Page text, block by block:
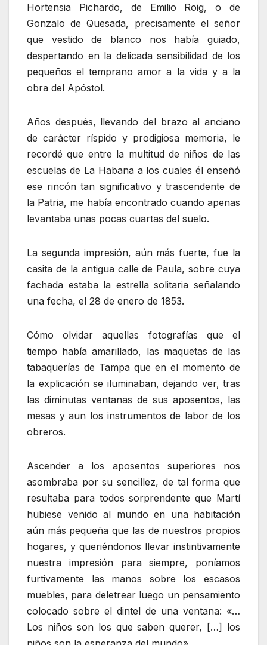
Hortensia Pichardo, de Emilio Roig, o de
Gonzalo de Quesada, precisamente el señor
que vestido de blanco nos había guiado,
despertando en la delicada sensibilidad de los
pequeños el temprano amor a la vida y a la
obra del Apóstol.
Años después, llevando del brazo al anciano
de carácter ríspido y prodigiosa memoria, le
recordé que entre la multitud de niños de las
escuelas de La Habana a los cuales él enseñó
ese rincón tan significativo y trascendente de
la Patria, me había encontrado cuando apenas
levantaba unas pocas cuartas del suelo.
La segunda impresión, aún más fuerte, fue la
casita de la antigua calle de Paula, sobre cuya
fachada estaba la estrella solitaria señalando
una fecha, el 28 de enero de 1853.
Cómo olvidar aquellas fotografías que el
tiempo había amarillado, las maquetas de las
tabaquerías de Tampa que en el momento de
la explicación se iluminaban, dejando ver, tras
las diminutas ventanas de sus aposentos, las
mesas y aun los instrumentos de labor de los
obreros.
Ascender a los aposentos superiores nos
asombraba por su sencillez, de tal forma que
resultaba para todos sorprendente que Martí
hubiese venido al mundo en una habitación
aún más pequeña que las de nuestros propios
hogares, y queriéndonos llevar instintivamente
nuestra impresión para siempre, poníamos
furtivamente las manos sobre los escasos
muebles, para deletrear luego un pensamiento
colocado sobre el dintel de una ventana: «…
Los niños son los que saben querer, […] los